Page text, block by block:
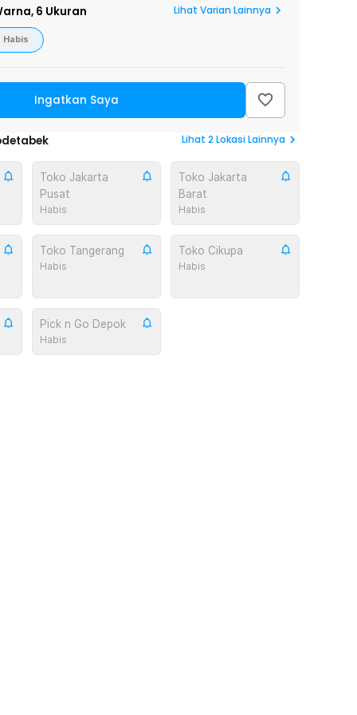
6 Ukuran Lihat Varian Lainnya
Habis
Ingatkan Saya
Lihat 2Lokasi Lainnya
Toko Jakarta
Pusat
Habis
Toko Jakarta
Barat
Habis
Toko Tangerang
Habis
Toko Cikupa
Habis
Pick n Go Depok
Habis